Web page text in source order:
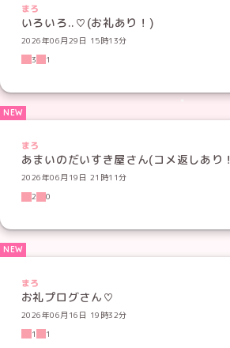
まろ
いろいろ..♡(お礼あり！)
2026年06月29日 15時13分
3
1
まろ
あまいのだいすき屋さん(コメ返しあり！
2026年06月19日 21時11分
2
0
まろ
お礼プログさん♡
2026年06月16日 19時32分
1
1